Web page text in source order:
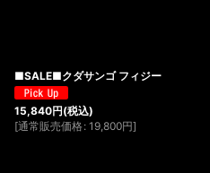
■SALE■クダサンゴ フィジー
15,840円(税込)
[通常販売価格 : 19,800円]